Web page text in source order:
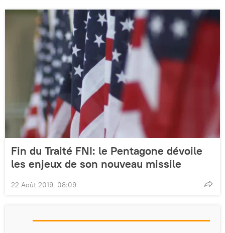
Fin du Traité FNI: le Pentagone dévoile
les enjeux de son nouveau missile
22 Août 2019, 08:09